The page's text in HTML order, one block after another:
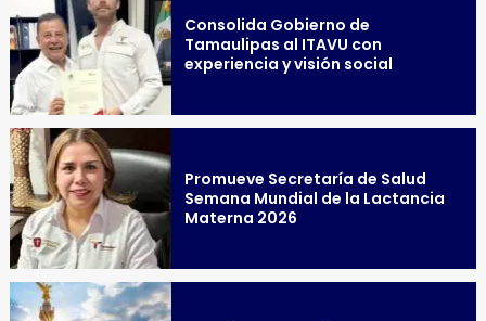
Consolida Gobierno de
Tamaulipas al ITAVU con
experiencia y visión social
Promueve Secretaría de Salud
Semana Mundial de la Lactancia
Materna 2026